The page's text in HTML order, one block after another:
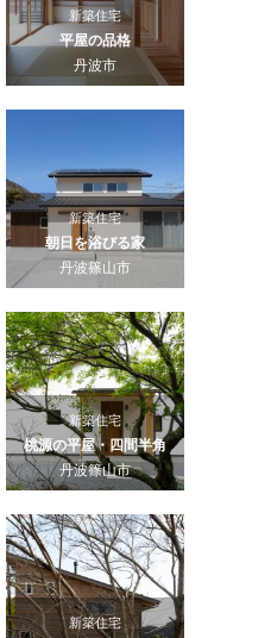
新築住宅
平屋の品格
丹波市
新築住宅
朝日を浴びる家
丹波篠山市
新築住宅
桃源の平屋・四間半角
丹波篠山市
新築住宅